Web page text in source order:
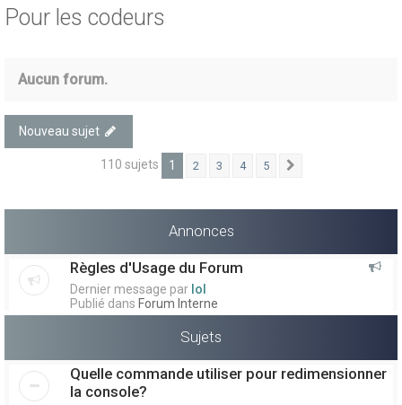
Pour les codeurs
Aucun forum.
Nouveau sujet
110 sujets 1 2 3 4 5
Annonces
Règles d'Usage du Forum
Dernier message par lol
Publié dans Forum Interne
Sujets
Quelle commande utiliser pour redimensionner
la console?